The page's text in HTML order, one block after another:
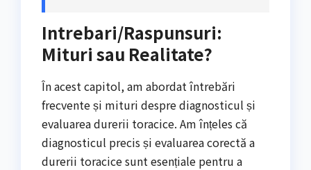
Intrebari/Raspunsuri:
Mituri sau Realitate?
În acest capitol, am abordat întrebări
frecvente și mituri despre diagnosticul și
evaluarea durerii toracice. Am înțeles că
diagnosticul precis și evaluarea corectă a
durerii toracice sunt esențiale pentru a